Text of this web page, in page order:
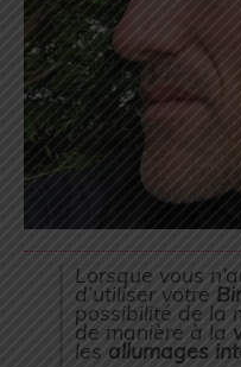
Lorsque vous
d’utiliser votre
possibilité de la
de manière à la
les allumages